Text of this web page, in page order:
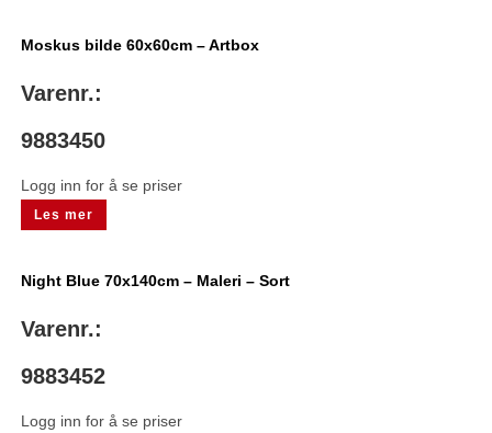
Moskus bilde 60x60cm – Artbox
Varenr.:
9883450
Logg inn for å se priser
Les mer
Night Blue 70x140cm – Maleri – Sort
Varenr.:
9883452
Logg inn for å se priser